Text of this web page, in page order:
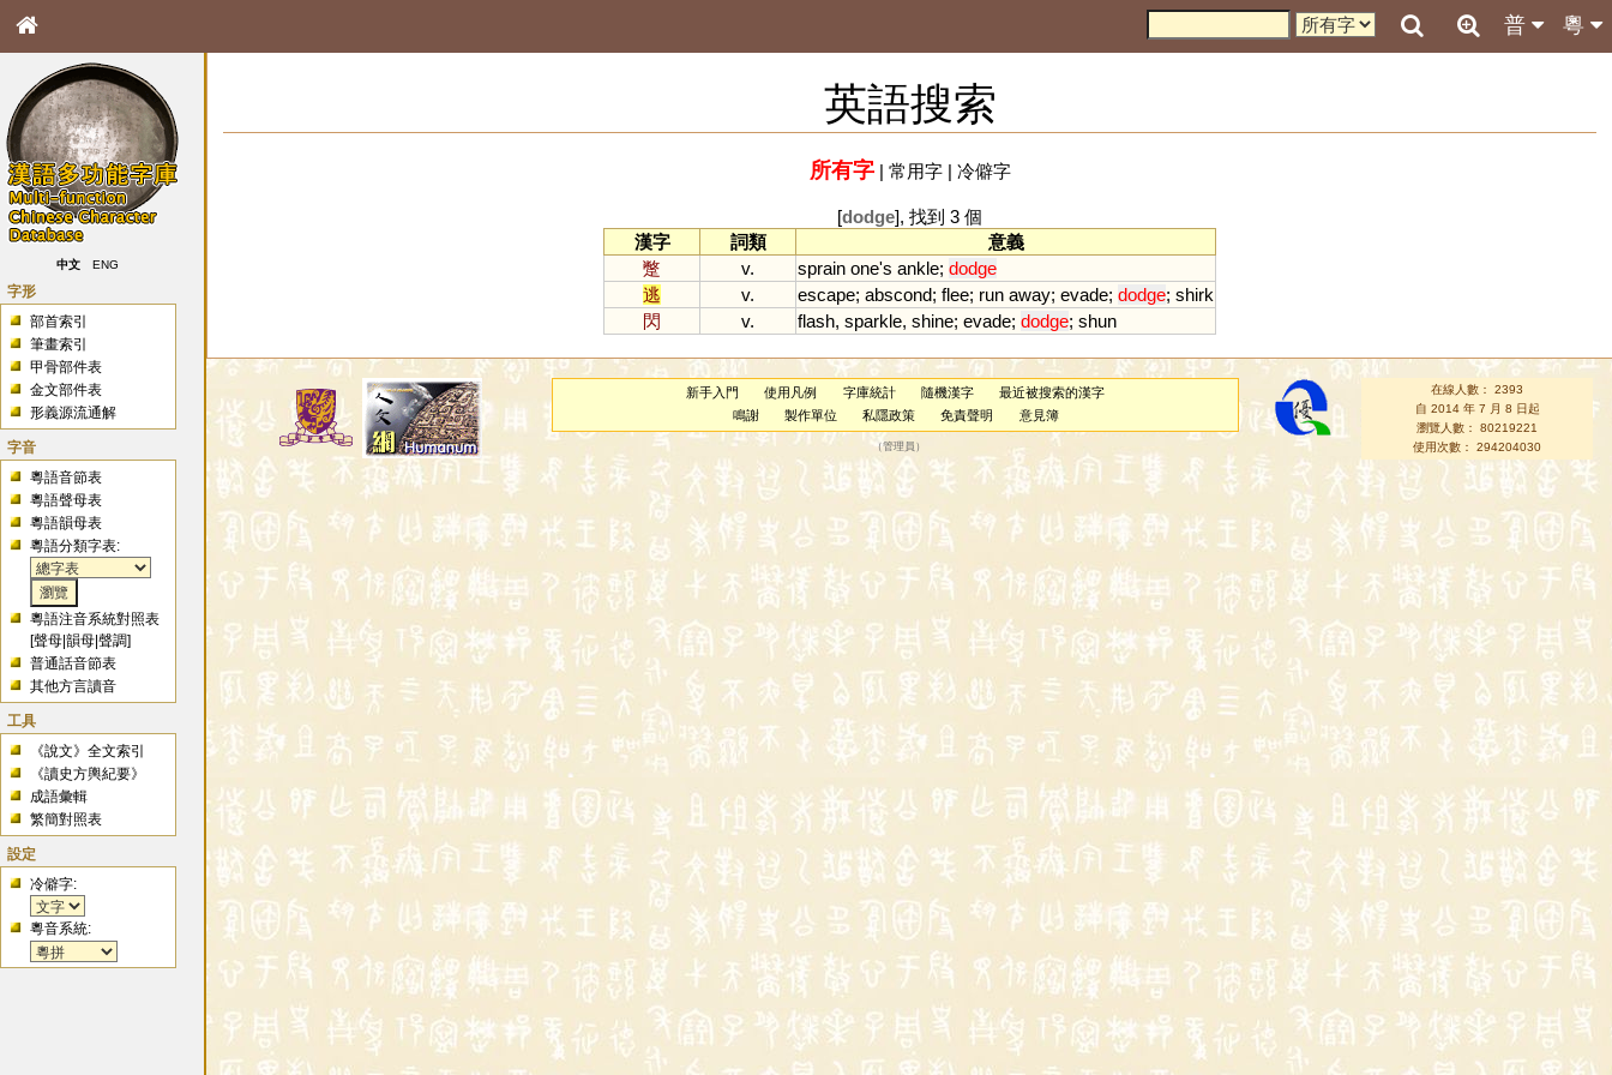
粵
普
中文 ENG
字形
部首索引
筆畫索引
甲骨部件表
金文部件表
形義源流通解
字音
粵語音節表
粵語聲母表
粵語韻母表
粵語分類字表:
粵語注音系統對照表
[聲母 |韻母 |聲調]
普通話音節表
其他方言讀音
工具
《說文》全文索引
《讀史方輿紀要》
成語彙輯
繁簡對照表
設定
冷僻字:
粵音系統:
英語搜索
所有字| 常用字| 冷僻字
[dodge], 找到 3 個
漢字
詞類
意義
蹩
v. sprain one's ankle; dodge
逃
v. escape; abscond; flee; run away; evade; dodge; shirk
閃
v. flash, sparkle, shine; evade; dodge; shun
新手入門 使用凡例 字庫統計 隨機漢字
最近被搜索的漢字
鳴謝
製作單位 私隱政策 免責聲明 意見簿
（管理員 ）
在線人數： 2393
自 2014 年 7 月 8 日起
瀏覽人數： 80219221
使用次數： 294204030